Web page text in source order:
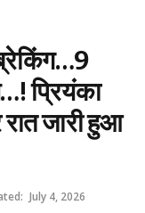
प्रियंका
जारी हुआ
July 4, 2026